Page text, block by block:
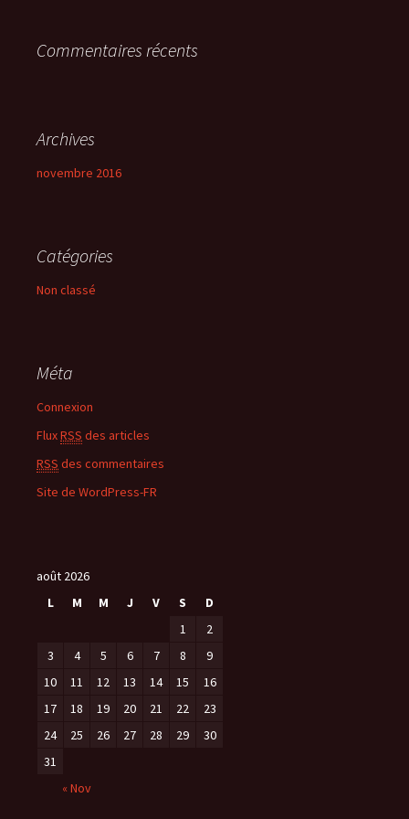
:Commentaires récents
Archives
novembre 2016
Catégories
Non classé
Méta
Connexion
FluxRSS des articles
RSS des commentaires
Site de WordPress-FR
août 2026
L
M M J V S D
« Nov
1
2
3
4 5 6 7 8
9
10
11 12 13 14 15
16
17
18 19 20 21 22
23
24
25 26 27 28 29
30
31